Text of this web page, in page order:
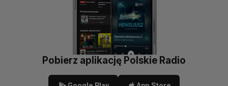
Pobierz aplikację Polskie Radio